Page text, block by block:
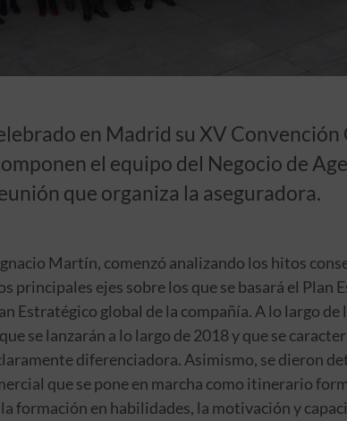
en Madrid su XV Convención
el equipo del Negocio de
que organiza la aseguradora.
Martín, comenzó analizando los hitos
principales ejes sobre los que se basará el Plan
Estratégico global de la compañía. A lo largo
se lanzarán a lo largo de 2018 y que se
diferenciadora. Asimismo, se dieron
que se pone en marcha como itinerario
formación en habilidades, la motivación y